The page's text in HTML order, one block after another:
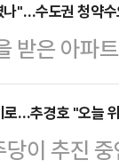
에 '청룡
내 수정했
스캔들에
에서 아들
련된 루
나"…수도권 청약
받은 아파
나타났다.
라는 대내
몰린 것으
로…추경호 "오늘
이 추진